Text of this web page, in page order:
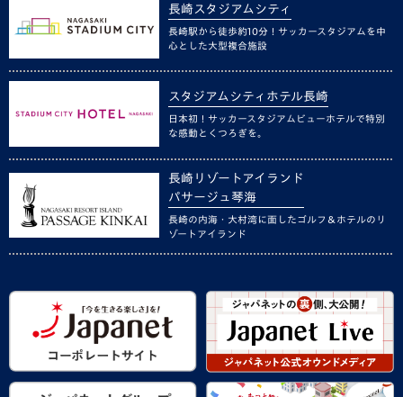
長崎スタジアムシティ
長崎駅から徒歩約10分！サッカースタジアムを中
心とした大型複合施設
スタジアムシティホテル長崎
日本初！サッカースタジアムビューホテルで特別
な感動とくつろぎを。
長崎リゾートアイランド
パサージュ琴海
長崎の内海・大村湾に面したゴルフ＆ホテルのリ
ゾートアイランド